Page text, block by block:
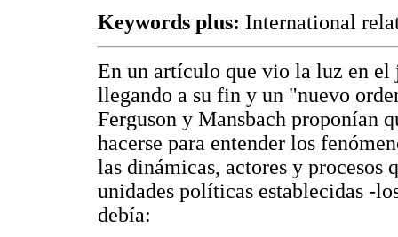
Keywords plus: International
En un artículo que vio la luz en el
llegando a su fin y un "nuevo
Ferguson y Mansbach proponían
hacerse para entender los
las dinámicas, actores y procesos
unidades políticas establecidas -
debía: